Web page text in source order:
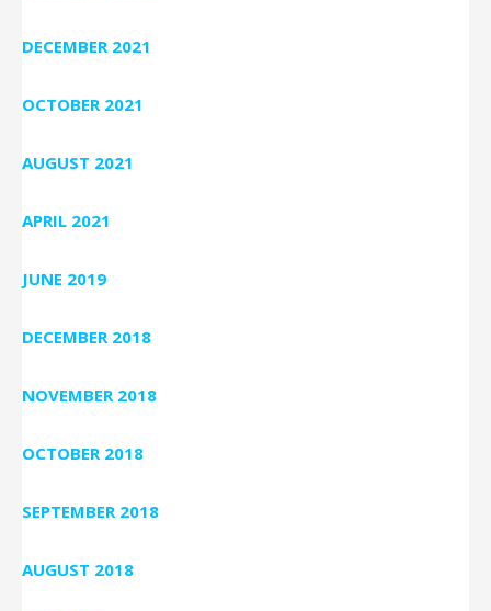
DECEMBER 2021
OCTOBER 2021
AUGUST 2021
APRIL 2021
JUNE 2019
DECEMBER 2018
NOVEMBER 2018
OCTOBER 2018
SEPTEMBER 2018
AUGUST 2018